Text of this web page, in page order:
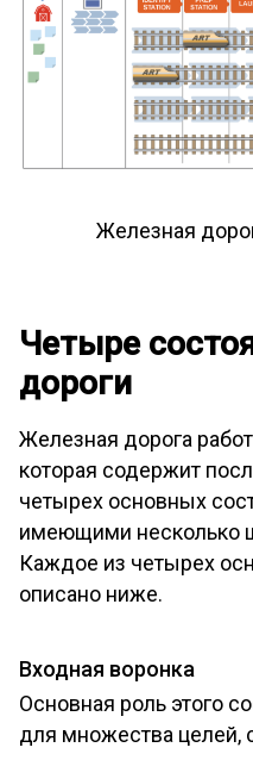
Железная
Четыре
дороги
Железная дорога
которая содержит
четырех основных
имеющими несколько
Каждое из четырех
описано ниже.
Входная воронка
Основная роль этого
для множества целей,